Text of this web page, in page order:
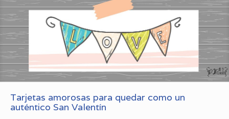
Tarjetas amorosas para quedar como un
auténtico San Valentín